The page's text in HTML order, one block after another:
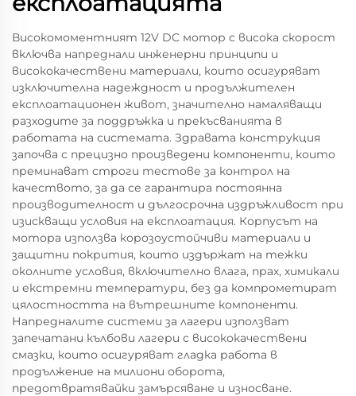
Високомоментният 12V DC мотор с висока скорост
включва напреднали инженерни принципи и
висококачествени материали, които осигуряват
изключителна надеждност и продължителен
експлоатационен живот, значително намаляващи
разходите за поддръжка и прекъсванията в
работата на системата. Здравата конструкция
започва с прецизно произведени компоненти, които
преминават строги тестове за контрол на
качеството, за да се гарантира постоянна
производителност и дългосрочна издръжливост при
изискващи условия на експлоатация. Корпусът на
мотора използва корозоустойчиви материали и
защитни покрития, които издържат на тежки
околните условия, включително влага, прах, химикали
и екстремни температури, без да компрометират
цялостността на вътрешните компоненти.
Напредналите системи за лагери използват
запечатани кълбови лагери с висококачествени
смазки, които осигуряват гладка работа в
продължение на милиони оборота,
предотвратявайки замърсяване и износване.